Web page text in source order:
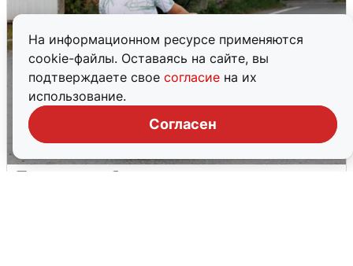
На информационном ресурсе применяются
cookie-файлы. Оставаясь на сайте, вы
подтверждаете свое согласие на их
использование.
Согласен
Тюменцам бесплатно подвезут воду: